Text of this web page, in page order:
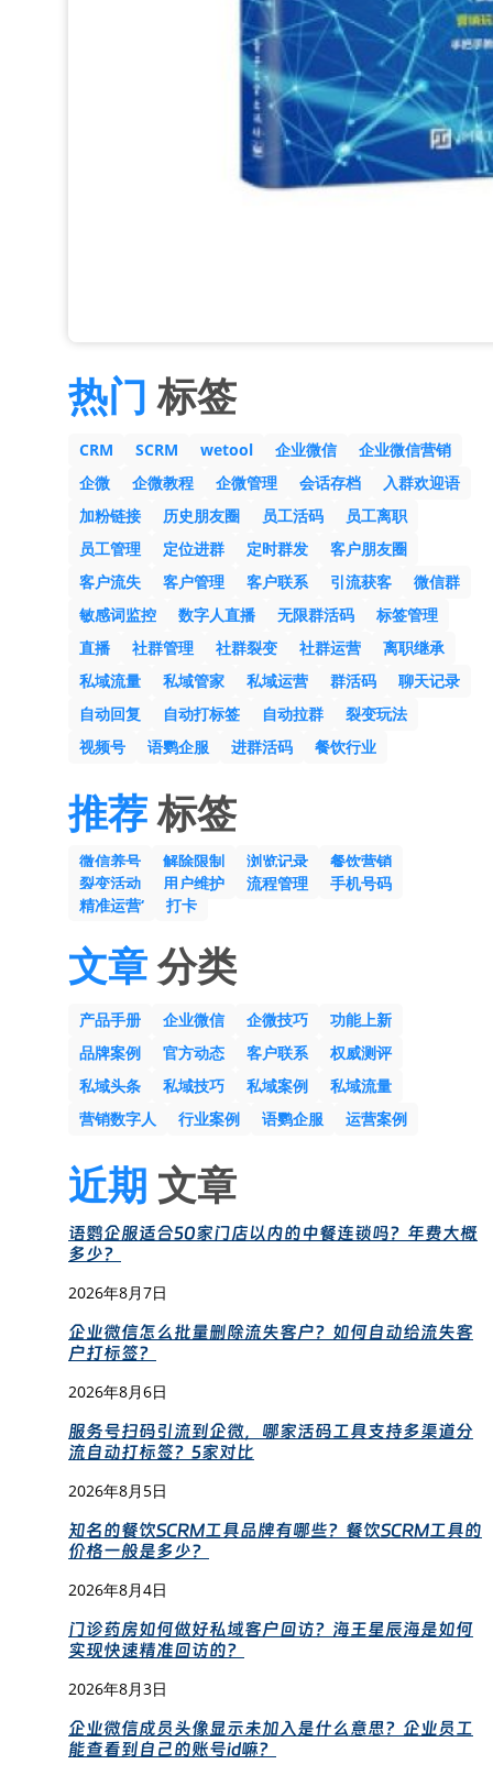
热门 标签
CRM SCRM wetool 企业微信
企业微信营销
企微
企微教程 企微管理 会话存档
入群欢迎语
加粉链接
历史朋友圈 员工活码
员工离职
员工管理
定位进群 定时群发
客户朋友圈
客户流失
客户管理 客户联系 引流获客
微信群
敏感词监控
数字人直播 无限群活码
标签管理
直播
社群管理 社群裂变 社群运营
离职继承
私域流量
私域管家 私域运营 群活码
聊天记录
自动回复
自动打标签 自动拉群
裂变玩法
视频号
语鹦企服 进群活码 餐饮行业
推荐标签
微信养号 解除限制 浏览记录
餐饮营销
裂变活动
用户维护 流程管理
手机号码
精准运营‘
打卡
文章分类
产品手册 企业微信 企微技巧
功能上新
品牌案例
官方动态 客户联系
权威测评
私域头条
私域技巧 私域案例
私域流量
营销数字人
行业案例 语鹦企服 运营案例
近期 文章
语鹦企服适合50家门店以内的中餐连锁吗？年费大概
多少？
2026年8月7日
企业微信怎么批量删除流失客户？如何自动给流失客
户打标签？
2026年8月6日
服务号扫码引流到企微，哪家活码工具支持多渠道分
流自动打标签？5家对比
2026年8月5日
知名的餐饮SCRM工具品牌有哪些？餐饮SCRM工具的
价格一般是多少？
2026年8月4日
门诊药房如何做好私域客户回访？海王星辰海是如何
实现快速精准回访的？
2026年8月3日
企业微信成员头像显示未加入是什么意思？企业员工
能查看到自己的账号id嘛？